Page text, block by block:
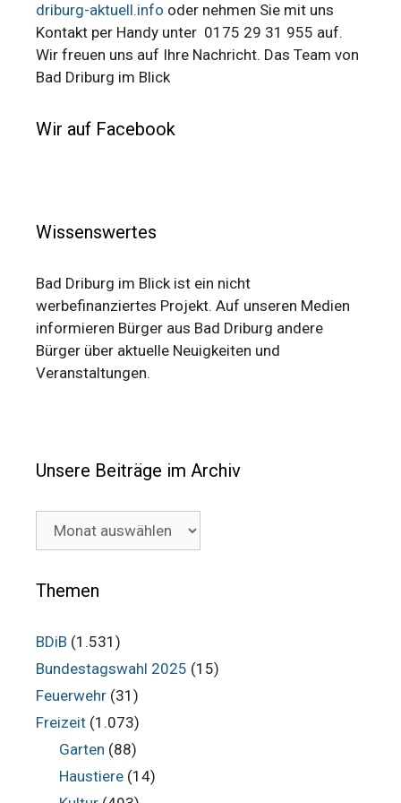
driburg-aktuell.info oder nehmen Sie mit uns
Kontakt per Handy unter 0175 29 31 955 auf.
Wir freuen uns auf Ihre Nachricht. Das Team von
Bad Driburg im Blick
Wir auf Facebook
Wissenswertes
Bad Driburg im Blick ist ein nicht
werbefinanziertes Projekt. Auf unseren Medien
informieren Bürger aus Bad Driburg andere
Bürger über aktuelle Neuigkeiten und
Veranstaltungen.
Unsere Beiträge im Archiv
Archiv
Themen
BDiB (1.531)
Bundestagswahl 2025 (15)
Feuerwehr (31)
Freizeit (1.073)
Garten (88)
Haustiere(14)